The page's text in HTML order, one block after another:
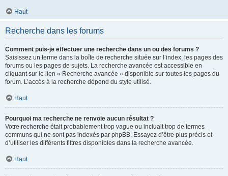
Haut
Recherche dans les forums
Comment puis-je effectuer une recherche dans un ou des forums ?
Saisissez un terme dans la boîte de recherche située sur l’index, les pages des
forums ou les pages de sujets. La recherche avancée est accessible en
cliquant sur le lien « Recherche avancée » disponible sur toutes les pages du
forum. L’accès à la recherche dépend du style utilisé.
Haut
Pourquoi ma recherche ne renvoie aucun résultat ?
Votre recherche était probablement trop vague ou incluait trop de termes
communs qui ne sont pas indexés par phpBB. Essayez d’être plus précis et
d’utiliser les différents filtres disponibles dans la recherche avancée.
Haut